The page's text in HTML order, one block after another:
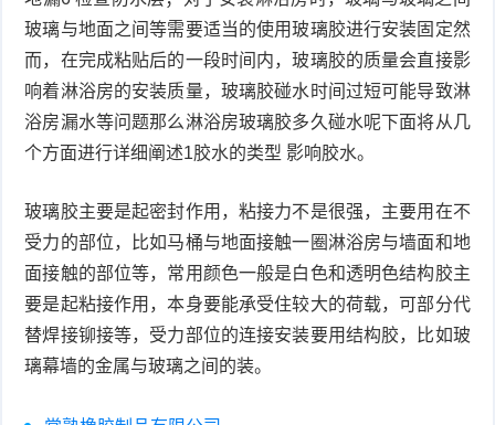
玻璃与地面之间等需要适当的使用玻璃胶进行安装固定然
而，在完成粘贴后的一段时间内，玻璃胶的质量会直接影
响着淋浴房的安装质量，玻璃胶碰水时间过短可能导致淋
浴房漏水等问题那么淋浴房玻璃胶多久碰水呢下面将从几
个方面进行详细阐述1胶水的类型 影响胶水。
玻璃胶主要是起密封作用，粘接力不是很强，主要用在不
受力的部位，比如马桶与地面接触一圈淋浴房与墙面和地
面接触的部位等，常用颜色一般是白色和透明色结构胶主
要是起粘接作用，本身要能承受住较大的荷载，可部分代
替焊接铆接等，受力部位的连接安装要用结构胶，比如玻
璃幕墙的金属与玻璃之间的装。